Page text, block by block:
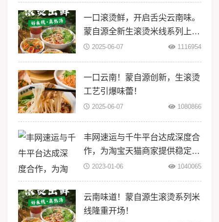
一口滚烫鲜，开启舌尖云南味。
蒙自源全新生滚烫米线系列上
线！2025-06-07 1116954
一口云南！蒙自源创新，生滚烫
工艺引爆味蕾！
2025-06-07 1080866
丰网速运与千牛平台达成深度合
作，为淘宝天猫商家提供稳定物
流服务
2023-01-06 1040065
云南味道！蒙自源生滚烫系列米
线隆重开场！